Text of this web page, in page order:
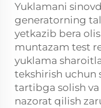
Yuklamani
generatorning
yetkazib bera
muntazam test
yuklama
tekshirish uchun
tartibga solish
nazorat qilish